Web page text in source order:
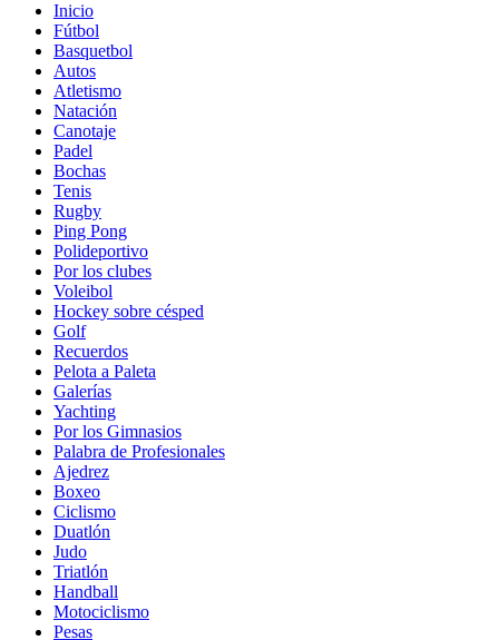
Inicio
Fútbol
Basquetbol
Autos
Atletismo
Natación
Canotaje
Padel
Bochas
Tenis
Rugby
Ping Pong
Polideportivo
Por los clubes
Voleibol
Hockey sobre césped
Golf
Recuerdos
Pelota a Paleta
Galerías
Yachting
Por los Gimnasios
Palabra de Profesionales
Ajedrez
Boxeo
Ciclismo
Duatlón
Judo
Triatlón
Handball
Motociclismo
Pesas